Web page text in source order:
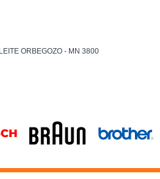
ORBEGOZO - MN 3800